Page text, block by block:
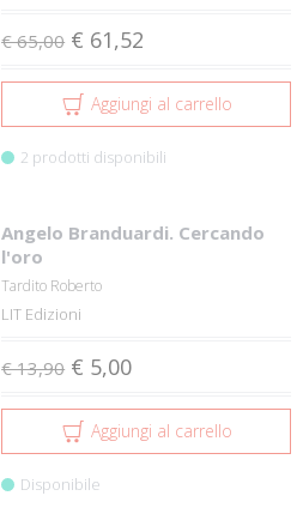
€ 65,00 € 61,52
Aggiungi al carrello
2 prodotti disponibili
Angelo Branduardi. Cercando
l'oro
Tardito Roberto
LIT Edizioni
€ 13,90 € 5,00
Aggiungi al carrello
Disponibile